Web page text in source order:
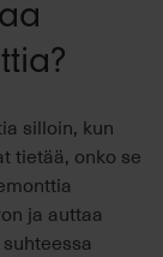
silloin, kun
tietää, onko se
ja auttaa